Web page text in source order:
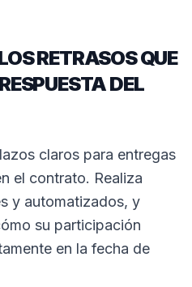
RETRASOS QUE
DEL
claros para entregas
el contrato. Realiza
y automatizados, y
su participación
en la fecha de